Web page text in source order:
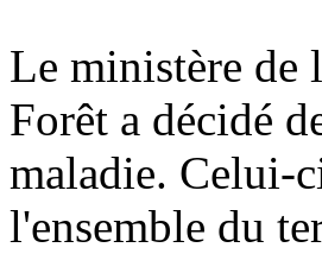
Le ministère de
Forêt a décidé
maladie. Celui-
l'ensemble du